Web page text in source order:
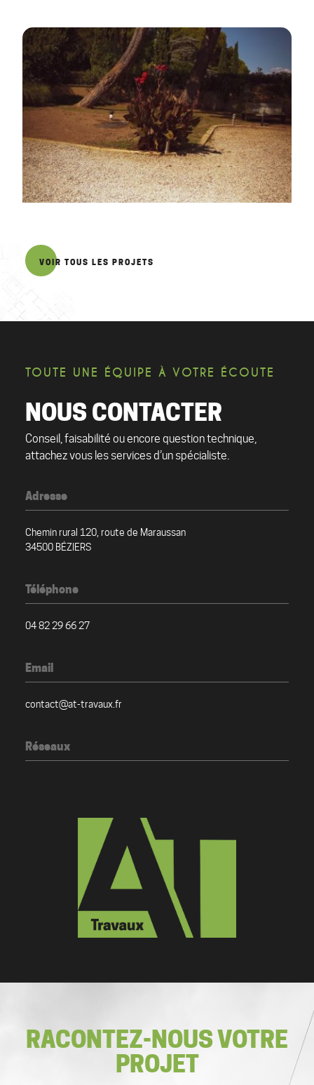
VOIR TOUS LES PROJETS
TOUTE UNE ÉQUIPE À VOTRE ÉCOUTE
NOUS CONTACTER
Conseil, faisabilité ou encore question technique,
attachez vous les services d’un spécialiste.
Adresse
Chemin rural 120, route de Maraussan
34500 BÉZIERS
Téléphone
04 82 29 66 27
Email
contact@at-travaux.fr
Réseaux
RACONTEZ-NOUS VOTRE
PROJET